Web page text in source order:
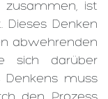
zusammen, ist
Denken
abwehrenden
sich darüber
Denkens muss